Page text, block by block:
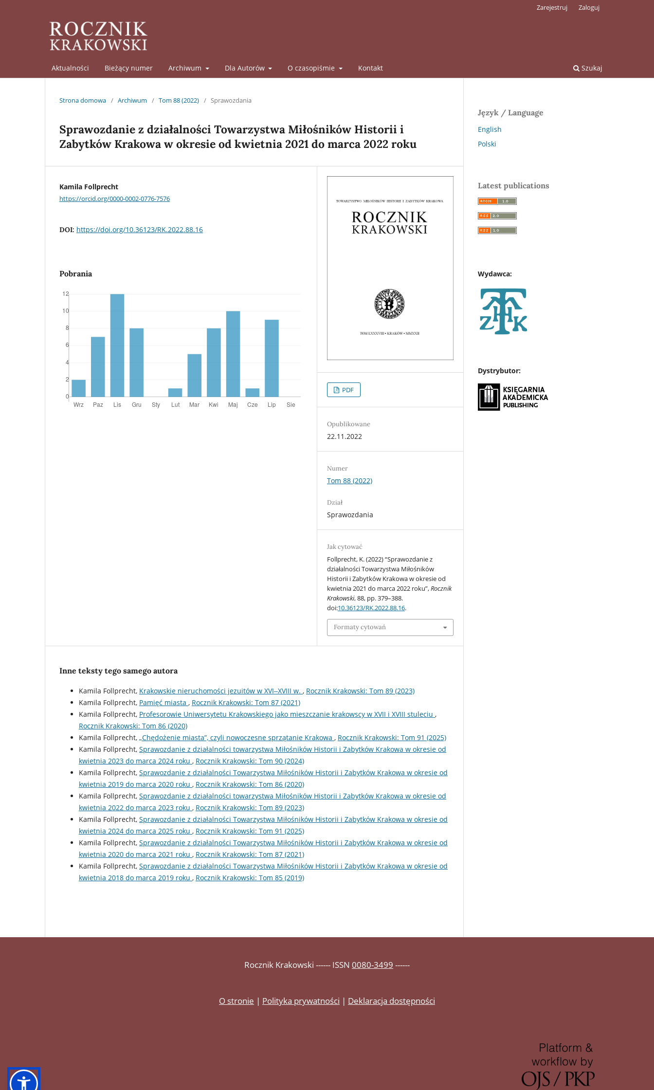
Aktualności Bieżący numer Archiwum Dla Autorów O czasopiśmie Kontakt Szukaj
Zarejestruj Zaloguj
Strona domowa / Archiwum / Tom 88 (2022) / Sprawozdania
Sprawozdanie z działalności Towarzystwa Miłośników Historii i
Zabytków Krakowa w okresie od kwietnia 2021 do marca 2022 roku
Kamila Follprecht
https://orcid.org/0000-0002-0776-7576
DOI: https://doi.org/10.36123/RK.2022.88.16
Pobrania
PDF
Opublikowane
22.11.2022
Numer
Tom 88 (2022)
Dział
Sprawozdania
Jak cytować
Follprecht, K. (2022) “Sprawozdanie z
działalności Towarzystwa Miłośników
Historii i Zabytków Krakowa w okresie od
kwietnia 2021 do marca 2022 roku”,Rocznik
Krakowski, 88, pp. 379–388.
doi:10.36123/RK.2022.88.16.
Formaty cytowań
Inne teksty tego samego autora
Kamila Follprecht, Krakowskie nieruchomości jezuitów w XVI‒XVIII w. , Rocznik Krakowski: Tom 89 (2023)
Kamila Follprecht, Pamięć miasta , Rocznik Krakowski: Tom 87 (2021)
Kamila Follprecht, Profesorowie Uniwersytetu Krakowskiego jako mieszczanie krakowscy w XVII i XVIII stuleciu ,
Rocznik Krakowski: Tom 86 (2020)
Kamila Follprecht, „Chędożenie miasta”, czyli nowoczesne sprzątanie Krakowa , Rocznik Krakowski: Tom 91 (2025)
Kamila Follprecht, Sprawozdanie z działalności towarzystwa Miłośników Historii i Zabytków Krakowa w okresie od
kwietnia 2023 do marca 2024 roku , Rocznik Krakowski: Tom 90 (2024)
Kamila Follprecht, Sprawozdanie z działalności Towarzystwa Miłośników Historii i Zabytków Krakowa w okresie od
kwietnia 2019 do marca 2020 roku , Rocznik Krakowski: Tom 86 (2020)
Kamila Follprecht, Sprawozdanie z działalności towarzystwa Miłośników Historii i Zabytków Krakowa w okresie od
kwietnia 2022 do marca 2023 roku , Rocznik Krakowski: Tom 89 (2023)
Kamila Follprecht, Sprawozdanie z działalności Towarzystwa Miłośników Historii i Zabytków Krakowa w okresie od
kwietnia 2024 do marca 2025 roku , Rocznik Krakowski: Tom 91 (2025)
Kamila Follprecht, Sprawozdanie z działalności Towarzystwa Miłośników Historii i Zabytków Krakowa w okresie od
kwietnia 2020 do marca 2021 roku , Rocznik Krakowski: Tom 87 (2021)
Kamila Follprecht, Sprawozdanie z działalności Towarzystwa Miłośników Historii i Zabytków Krakowa w okresie od
kwietnia 2018 do marca 2019 roku , Rocznik Krakowski: Tom 85 (2019)
Język / Language
English
Polski
Latest publications
Wydawca:
Dystrybutor:
Rocznik Krakowski ------ ISSN 0080-3499 ------
O stronie | Polityka prywatności | Deklaracja dostępności